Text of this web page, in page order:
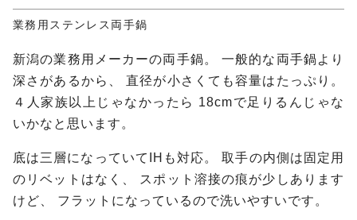
業務用ステンレス両手鍋
新潟の業務用メーカーの両手鍋。 一般的な両手鍋より
深さがあるから、直径が小さくても容量はたっぷり。
４人家族以上じゃなかったら 18cmで足りるんじゃな
いかなと思います。
底は三層になっていてIHも対応。取手の内側は固定用
のリベットはなく、
スポット溶接の痕が少しあります
けど、 フラットになっているので洗いやすいです。